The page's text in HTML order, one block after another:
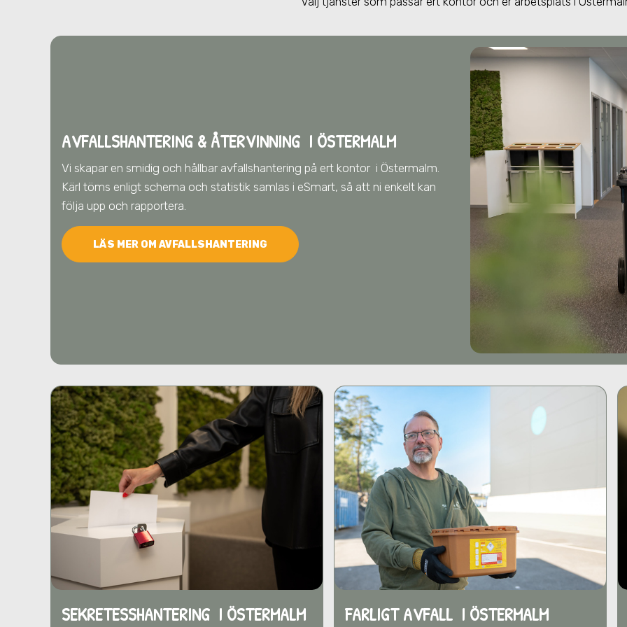
AVFALLSHANTERING & ÅTERVINNING I ÖSTERMALM
Vi skapar en smidig och hållbar avfallshantering på ert kontor i Östermalm
Kärl töms enligt schema och statistik samlas i eSmart, så att ni enkelt kan
följa upp och rapportera.
LÄS MER OM AVFALLSHANTERING
SEKRETESSHANTERING I ÖSTERMALM FARLIGT AVFALL I ÖSTERMALM